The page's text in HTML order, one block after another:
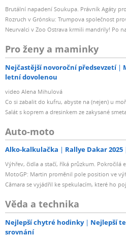
Brutální napadení Soukupa. Právník Agáty
Rozruch v Grónsku: Trumpova společnost
Neurvalci v Zoo Ostrava krmili mandrily! Po
Pro ženy a maminky
Nejčastější novoroční předsevzetí
letní dovolenou
video Alena Mihulová
Co si zabalit do kufru, abyste na (nejen) u
Salát s koprem a dresinkem ze zakysané
Auto-moto
Alko-kalkulačka Rallye Dakar 2025
Výhřev, čidla a stačí, říká průzkum.
MotoGP: Martin proměnil pole position ve
Câmara se vyjádřil ke spekulacím, které ho
Věda a technika
Nejlepší chytré hodinky Nejlepší
srovnání